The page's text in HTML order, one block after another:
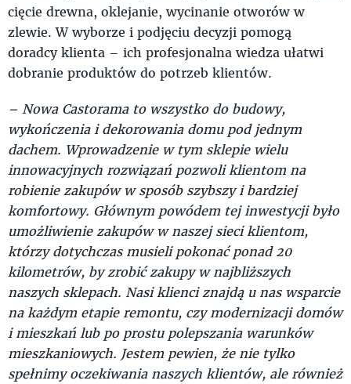
cięcie drewna, oklejanie, wycinanie otworów w
zlewie. W wyborze i podjęciu decyzji pomogą
doradcy klienta – ich profesjonalna wiedza ułatwi
dobranie produktów do potrzeb klientów.
– Nowa Castorama to wszystko do budowy,
wykończenia i dekorowania domu pod jednym
dachem. Wprowadzenie w tym sklepie wielu
innowacyjnych rozwiązań pozwoli klientom na
robienie zakupów w sposób szybszy i bardziej
komfortowy. Głównym powódem tej inwestycji było
umożliwienie zakupów w naszej sieci klientom,
którzy dotychczas musieli pokonać ponad 20
kilometrów, by zrobić zakupy w najbliższych
naszych sklepach. Nasi klienci znajdą u nas wsparcie
na każdym etapie remontu, czy modernizacji domów
i mieszkań lub po prostu polepszania warunków
mieszkaniowych. Jestem pewien, że nie tylko
spełnimy oczekiwania naszych klientów, ale również